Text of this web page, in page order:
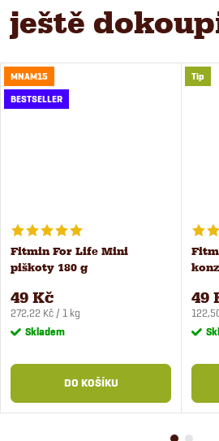
ještě
MNAM15
BESTSELLER
Fitmin For Life Mini
piškoty 180 g
49 Kč
Měrná
cena:
272,22 Kč / 1 kg
Skladem
DO KOŠÍKU
Tip
49
Měrná
cena: